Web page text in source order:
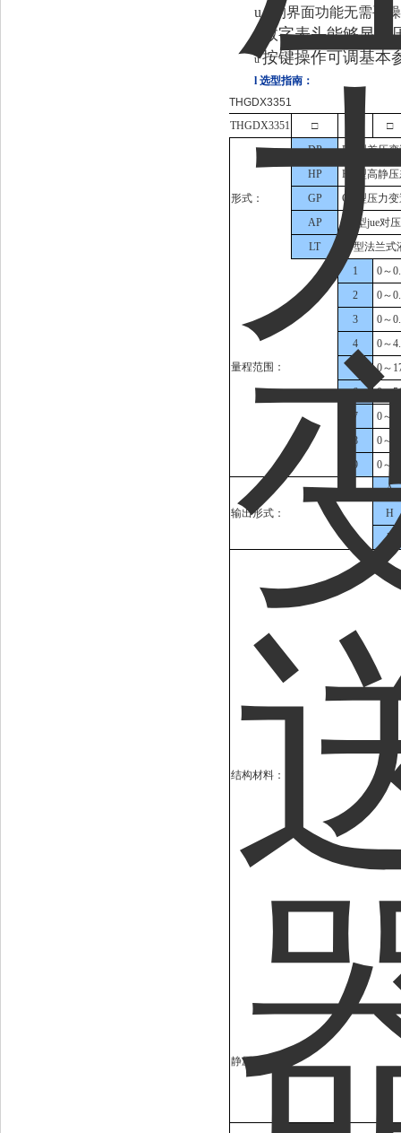
u *的界面功能无需手
数字表头能够显
u按键操作可调基本
l 选型指南：
THGDX3351
THGDX3351
□ □
形式：
DP
DP型差压
HP
HP型高静
GP
GP型压力
AP
AP型jue对
LT
LT型法兰
量程范围：
1
0～
2
0～
3
0～
4
0～
0～
6
0～
7
0～
8
0～
9
0～
输出形式：
A
H
B
结构材料：
静压：